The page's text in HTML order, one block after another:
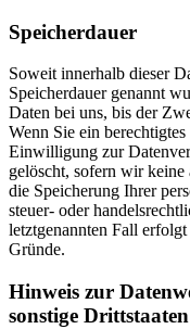
Speicherdauer
Soweit innerhalb dieser
Speicherdauer genannt
Daten bei uns, bis der
Wenn Sie ein
Einwilligung zur
gelöscht, sofern wir
die Speicherung Ihrer
steuer- oder
letztgenannten Fall
Gründe.
Hinweis zur
sonstige Drittstaaten